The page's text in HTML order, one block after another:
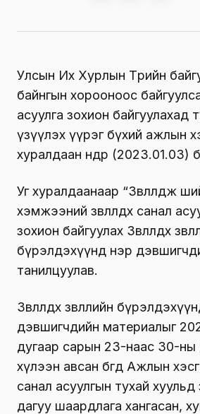
Улсын Их Хурлын Төрийн
байнгын хорооноос
асуулга зохион байгуулахад
үзүүлэх үүрэг бүхий ажлын
хуралдаан өнөөдөр (2023.01.03)
Уг хуралдаанаар “Зөвлөлдөж
хэмжээний зөвлөлдөх санал
зохион байгуулах Зөвлөлдөх
бүрэлдэхүүнд нэр
танилцуулав.
Зөвлөлдөх зөвлөлийн
дэвшигчдийн материалыг
дугаар сарын 23-наас 30-ны
хүлээн авсан бөгөөд Ажлын
санал асуулгын тухай хуульд
дагуу шаардлага хангасан,